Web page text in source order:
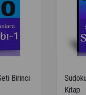
Birinci
Kitap